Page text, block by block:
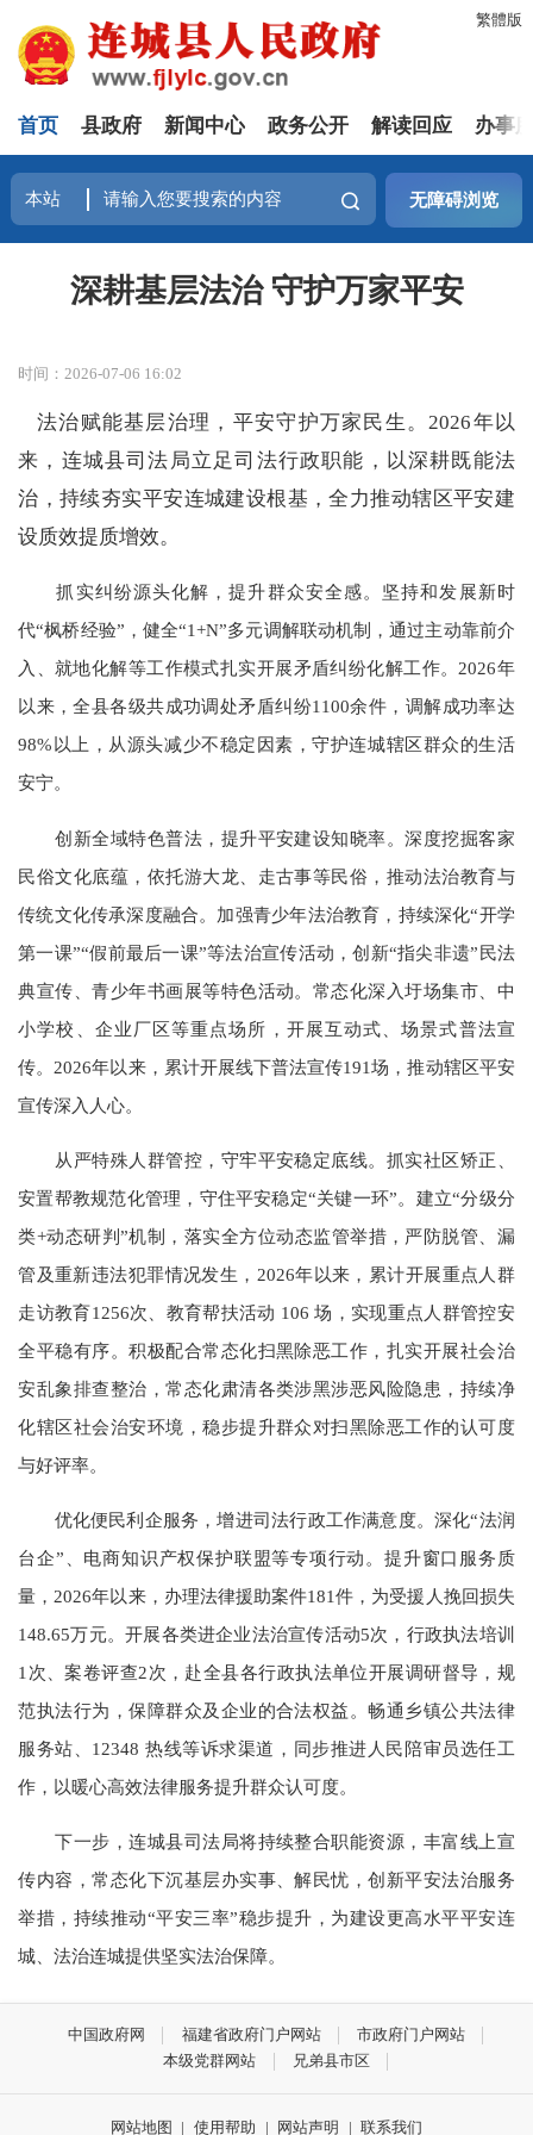
繁體版
首页 县政府 新闻中心 政务公开 解读回应 办事
无障碍浏览
深耕基层法治 守护万家平安
时间：2026-07-06 16:02
法治赋能基层治理，平安守护万家民生。2026年以
来，连城县司法局立足司法行政职能，以深耕既能法
治，持续夯实平安连城建设根基，全力推动辖区平安建
设质效提质增效。
抓实纠纷源头化解，提升群众安全感。坚持和发展新时
代“枫桥经验”，健全“1+N”多元调解联动机制，通过主动靠前介
入、就地化解等工作模式扎实开展矛盾纠纷化解工作。2026年
以来，全县各级共成功调处矛盾纠纷1100余件，调解成功率达
98%以上，从源头减少不稳定因素，守护连城辖区群众的生活
安宁。
创新全域特色普法，提升平安建设知晓率。深度挖掘客家
民俗文化底蕴，依托游大龙、走古事等民俗，推动法治教育与
传统文化传承深度融合。加强青少年法治教育，持续深化“开学
第一课”“假前最后一课”等法治宣传活动，创新“指尖非遗”民法
典宣传、青少年书画展等特色活动。常态化深入圩场集市、中
小学校、企业厂区等重点场所，开展互动式、场景式普法宣
传。2026年以来，累计开展线下普法宣传191场，推动辖区平安
宣传深入人心。
从严特殊人群管控，守牢平安稳定底线。抓实社区矫正、
安置帮教规范化管理，守住平安稳定“关键一环”。建立“分级分
类+动态研判”机制，落实全方位动态监管举措，严防脱管、漏
管及重新违法犯罪情况发生，2026年以来，累计开展重点人群
走访教育1256次、教育帮扶活动 106 场，实现重点人群管控安
全平稳有序。积极配合常态化扫黑除恶工作，扎实开展社会治
安乱象排查整治，常态化肃清各类涉黑涉恶风险隐患，持续净
化辖区社会治安环境，稳步提升群众对扫黑除恶工作的认可度
与好评率。
优化便民利企服务，增进司法行政工作满意度。深化“法润
台企”、电商知识产权保护联盟等专项行动。提升窗口服务质
量，2026年以来，办理法律援助案件181件，为受援人挽回损失
148.65万元。开展各类进企业法治宣传活动5次，行政执法培训
1次、案卷评查2次，赴全县各行政执法单位开展调研督导，规
范执法行为，保障群众及企业的合法权益。畅通乡镇公共法律
服务站、12348 热线等诉求渠道，同步推进人民陪审员选任工
作，以暖心高效法律服务提升群众认可度。
下一步，连城县司法局将持续整合职能资源，丰富线上宣
传内容，常态化下沉基层办实事、解民忧，创新平安法治服务
举措，持续推动“平安三率”稳步提升，为建设更高水平平安连
城、法治连城提供坚实法治保障。
中国政府网 福建省政府门户网站
市政府门户网站
本级党群网站
兄弟县市区
网站地图 | 使用帮助 | 网站声明 | 联系我们